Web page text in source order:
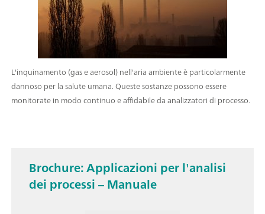
L'inquinamento (gas e aerosol) nell'aria ambiente è particolarmente
dannoso per la salute umana. Queste sostanze possono essere
monitorate in modo continuo e affidabile da analizzatori di processo.
Brochure: Applicazioni per l'analisi
dei processi – Manuale